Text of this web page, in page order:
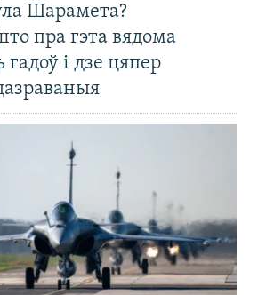
Шарамета?
пра гэта вядома
гадоў і дзе цяпер